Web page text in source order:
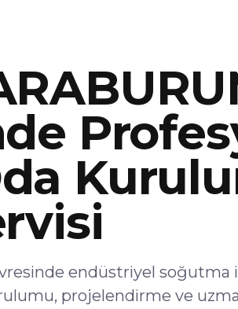
endüstriyel soğutma
projelendirme ve